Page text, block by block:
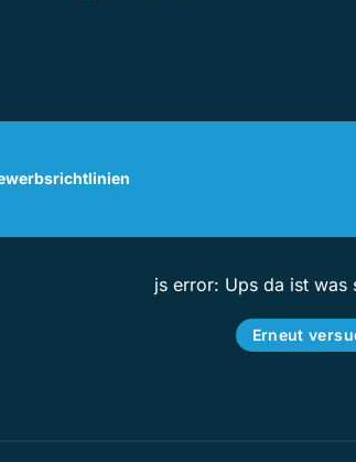
js error: Ups da ist was
Erneut